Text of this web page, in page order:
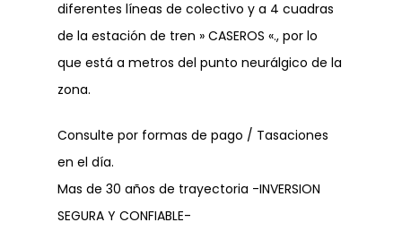
diferentes líneas de colectivo y a 4 cuadras
de la estación de tren » CASEROS «., por lo
que está a metros del punto neurálgico de la
zona.
Consulte por formas de pago / Tasaciones
en el día.
Mas de 30 años de trayectoria -INVERSION
SEGURA Y CONFIABLE-